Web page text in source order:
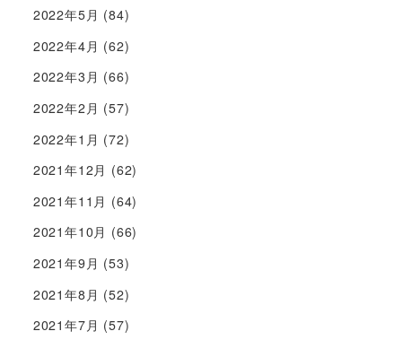
2022年5月 (84)
2022年4月 (62)
2022年3月 (66)
2022年2月 (57)
2022年1月 (72)
2021年12月 (62)
2021年11月 (64)
2021年10月 (66)
2021年9月 (53)
2021年8月 (52)
2021年7月 (57)